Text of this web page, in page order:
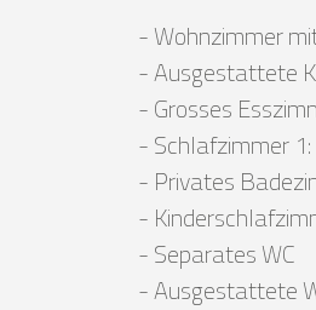
- Wohnzimmer
- Ausgestattete
- Grosses
- Schlafzimmer
- Privates
-
- Separates WC
- Ausgestattete